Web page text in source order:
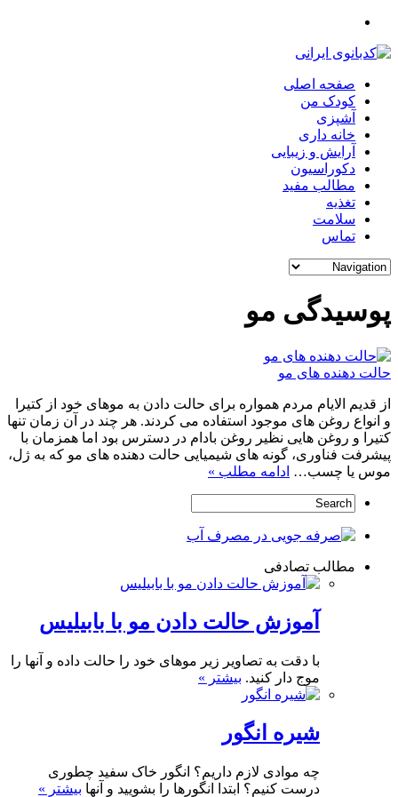
صفحه اصلی
کودک من
آشپزی
خانه داری
آرایش و زیبایی
دکوراسیون
مطالب مفید
تغذیه
سلامت
تماس
پوسیدگی مو
حالت دهنده های مو
از قدیم الایام مردم همواره برای حالت دادن به موهای خود از کتیرا
و انواع روغن های موجود استفاده می کردند. هر چند در آن زمان تنها
کتیرا و روغن هایی نظیر روغن بادام در دسترس بود اما همزمان با
پیشرفت فناوری، گونه های شیمیایی حالت دهنده های مو که به ژل،
موس یا چسب… ادامه مطلب »
مطالب تصادفی
آموزش حالت دادن مو با بابیلیس
با دقت به تصاویر زیر موهای خود را حالت داده و آنها را
موج دار کنید. بیشتر »
شیره انگور
چه موادی لازم داریم؟ انگور خاک سفید چطوری
درست کنیم؟ ابتدا انگورها را بشویید و آنها بیشتر »